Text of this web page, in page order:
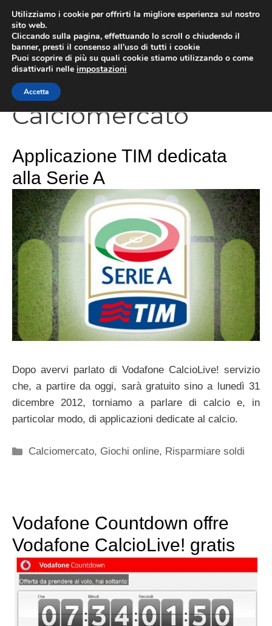
contenuto
Calciomercato
Applicazione TIM dedicata
alla Serie A
Dopo avervi parlato di Vodafone CalcioLive! servizio
che, a partire da oggi, sarà gratuito sino a lunedì 31
dicembre 2012, torniamo a parlare di calcio e, in
particolar modo, di applicazioni dedicate al calcio.
Categorie
Calciomercato, Giochi online, Risparmiare soldi
Vodafone Countdown offre
Vodafone CalcioLive! gratis
Utilizziamo i cookie per offrirti la migliore esperienza sul nostro
sito web.
Cliccando sulla pagina, effettuando lo scroll o chiudendo il
banner, presti il consenso all’uso di tutti i cookie
Puoi scoprire di più su quali cookie stiamo utilizzando o come
disattivarli nelle impostazioni
Accetta